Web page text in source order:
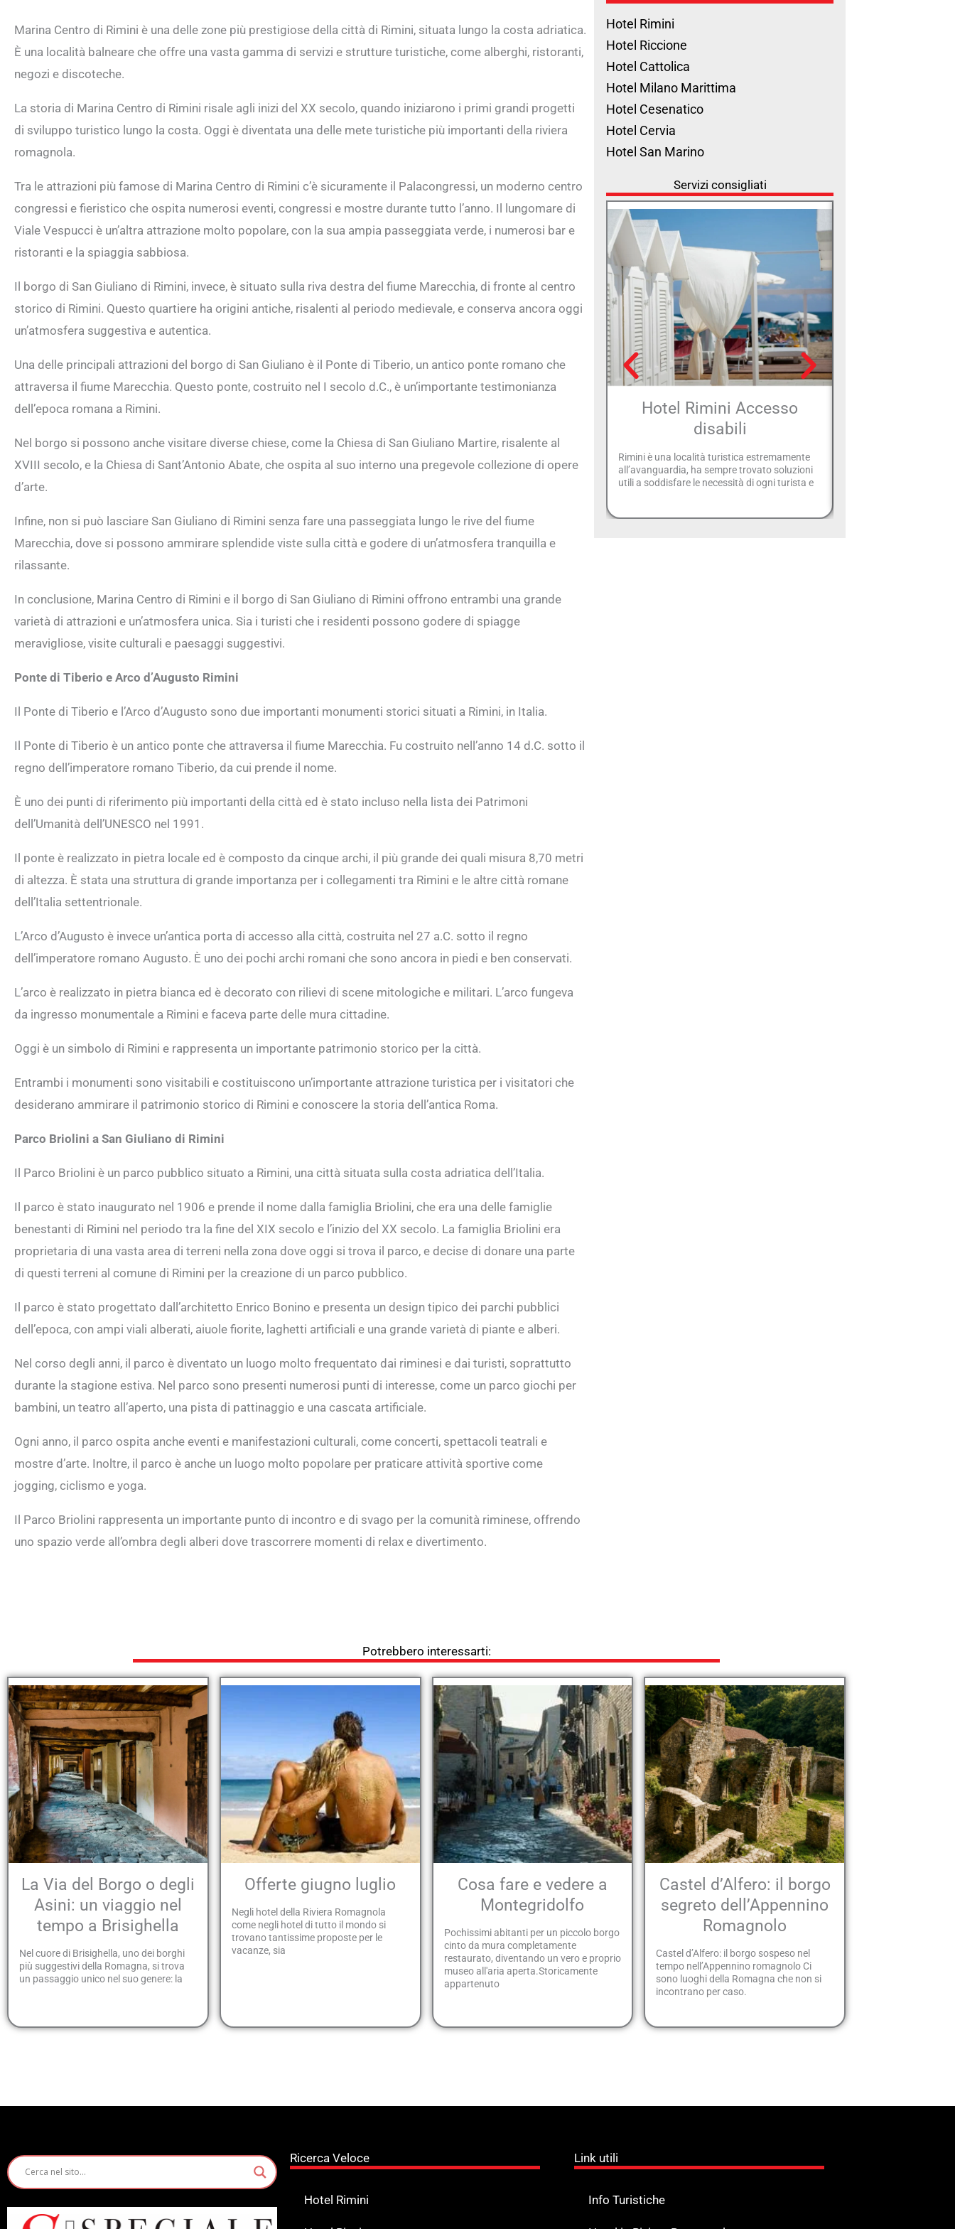
Marina Centro di Rimini è una delle zone più prestigiose della città di Rimini, situata lungo la costa adriatica.
È una località balneare che offre una vasta gamma di servizi e strutture turistiche, come alberghi, ristoranti,
negozi e discoteche.
La storia di Marina Centro di Rimini risale agli inizi del XX secolo, quando iniziarono i primi grandi progetti
di sviluppo turistico lungo la costa. Oggi è diventata una delle mete turistiche più importanti della riviera
romagnola.
Tra le attrazioni più famose di Marina Centro di Rimini c’è sicuramente il Palacongressi, un moderno centro
congressi e fieristico che ospita numerosi eventi, congressi e mostre durante tutto l’anno. Il lungomare di
Viale Vespucci è un’altra attrazione molto popolare, con la sua ampia passeggiata verde, i numerosi bar e
ristoranti e la spiaggia sabbiosa.
Il borgo di San Giuliano di Rimini, invece, è situato sulla riva destra del fiume Marecchia, di fronte al centro
storico di Rimini. Questo quartiere ha origini antiche, risalenti al periodo medievale, e conserva ancora oggi
un’atmosfera suggestiva e autentica.
Una delle principali attrazioni del borgo di San Giuliano è il Ponte di Tiberio, un antico ponte romano che
attraversa il fiume Marecchia. Questo ponte, costruito nel I secolo d.C., è un’importante testimonianza
dell’epoca romana a Rimini.
Nel borgo si possono anche visitare diverse chiese, come la Chiesa di San Giuliano Martire, risalente al
XVIII secolo, e la Chiesa di Sant’Antonio Abate, che ospita al suo interno una pregevole collezione di opere
d’arte.
Infine, non si può lasciare San Giuliano di Rimini senza fare una passeggiata lungo le rive del fiume
Marecchia, dove si possono ammirare splendide viste sulla città e godere di un’atmosfera tranquilla e
rilassante.
In conclusione, Marina Centro di Rimini e il borgo di San Giuliano di Rimini offrono entrambi una grande
varietà di attrazioni e un’atmosfera unica. Sia i turisti che i residenti possono godere di spiagge
meravigliose, visite culturali e paesaggi suggestivi.
Ponte di Tiberio e Arco d’Augusto Rimini
Il Ponte di Tiberio e l’Arco d’Augusto sono due importanti monumenti storici situati a Rimini, in Italia.
Il Ponte di Tiberio è un antico ponte che attraversa il fiume Marecchia. Fu costruito nell’anno 14 d.C. sotto il
regno dell’imperatore romano Tiberio, da cui prende il nome.
È uno dei punti di riferimento più importanti della città ed è stato incluso nella lista dei Patrimoni
dell’Umanità dell’UNESCO nel 1991.
Il ponte è realizzato in pietra locale ed è composto da cinque archi, il più grande dei quali misura 8,70 metri
di altezza. È stata una struttura di grande importanza per i collegamenti tra Rimini e le altre città romane
dell’Italia settentrionale.
L’Arco d’Augusto è invece un’antica porta di accesso alla città, costruita nel 27 a.C. sotto il regno
dell’imperatore romano Augusto. È uno dei pochi archi romani che sono ancora in piedi e ben conservati.
L’arco è realizzato in pietra bianca ed è decorato con rilievi di scene mitologiche e militari. L’arco fungeva
da ingresso monumentale a Rimini e faceva parte delle mura cittadine.
Oggi è un simbolo di Rimini e rappresenta un importante patrimonio storico per la città.
Entrambi i monumenti sono visitabili e costituiscono un’importante attrazione turistica per i visitatori che
desiderano ammirare il patrimonio storico di Rimini e conoscere la storia dell’antica Roma.
Parco Briolini a San Giuliano di Rimini
Il Parco Briolini è un parco pubblico situato a Rimini, una città situata sulla costa adriatica dell’Italia.
Il parco è stato inaugurato nel 1906 e prende il nome dalla famiglia Briolini, che era una delle famiglie
benestanti di Rimini nel periodo tra la fine del XIX secolo e l’inizio del XX secolo. La famiglia Briolini era
proprietaria di una vasta area di terreni nella zona dove oggi si trova il parco, e decise di donare una parte
di questi terreni al comune di Rimini per la creazione di un parco pubblico.
Il parco è stato progettato dall’architetto Enrico Bonino e presenta un design tipico dei parchi pubblici
dell’epoca, con ampi viali alberati, aiuole fiorite, laghetti artificiali e una grande varietà di piante e alberi.
Nel corso degli anni, il parco è diventato un luogo molto frequentato dai riminesi e dai turisti, soprattutto
durante la stagione estiva. Nel parco sono presenti numerosi punti di interesse, come un parco giochi per
bambini, un teatro all’aperto, una pista di pattinaggio e una cascata artificiale.
Ogni anno, il parco ospita anche eventi e manifestazioni culturali, come concerti, spettacoli teatrali e
mostre d’arte. Inoltre, il parco è anche un luogo molto popolare per praticare attività sportive come
jogging, ciclismo e yoga.
Il Parco Briolini rappresenta un importante punto di incontro e di svago per la comunità riminese, offrendo
uno spazio verde all’ombra degli alberi dove trascorrere momenti di relax e divertimento.
Hotel Rimini
Hotel Riccione
Hotel Cattolica
Hotel Milano Marittima
Hotel Cesenatico
Hotel Cervia
Hotel San Marino
Servizi consigliati
Hotel Rimini Accesso
disabili
Rimini è una località turistica estremamente
all’avanguardia, ha sempre trovato soluzioni
utili a soddisfare le necessità di ogni turista e
Potrebbero interessarti:
La Via del Borgo o degli
Asini: un viaggio nel
tempo a Brisighella
Nel cuore di Brisighella, uno dei borghi
più suggestivi della Romagna, si trova
un passaggio unico nel suo genere: la
Offerte giugno luglio
Negli hotel della Riviera Romagnola
come negli hotel di tutto il mondo si
trovano tantissime proposte per le
vacanze, sia
Cosa fare e vedere a
Montegridolfo
Pochissimi abitanti per un piccolo borgo
cinto da mura completamente
restaurato, diventando un vero e proprio
museo all'aria aperta.Storicamente
appartenuto
Castel d’Alfero: il borgo
segreto dell’Appennino
Romagnolo
Castel d’Alfero: il borgo sospeso nel
tempo nell’Appennino romagnolo Ci
sono luoghi della Romagna che non si
incontrano per caso.
Ricerca Veloce
Hotel Rimini
Link utili
Info Turistiche